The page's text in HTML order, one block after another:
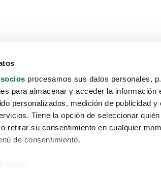
procesamos sus datos personales,
para almacenar y acceder la información
personalizados, medición de publicidad
Tiene la opción de seleccionar
retirar su consentimiento en cualquier
de consentimiento.